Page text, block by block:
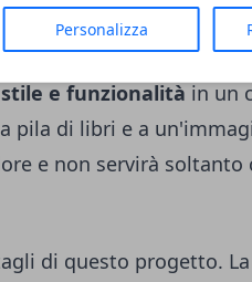
Personalizza
e funzionalità in un
pila di libri e a
e non servirà soltanto
di questo progetto.